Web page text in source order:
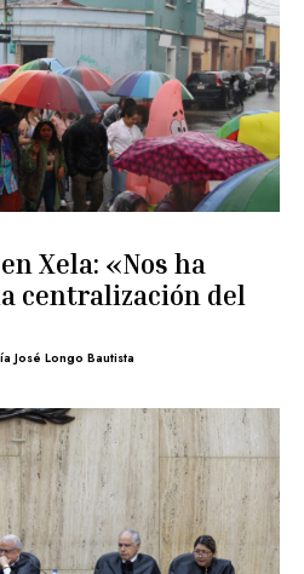
Xela: «Nos ha
centralización del
José Longo Bautista